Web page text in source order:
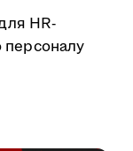
HR-
персоналу